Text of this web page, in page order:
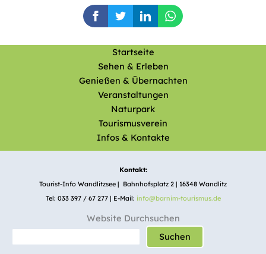
Startseite
Sehen & Erleben
Genießen & Übernachten
Veranstaltungen
Naturpark
Tourismusverein
Infos & Kontakte
Kontakt:
Tourist-Info Wandlitzsee | Bahnhofsplatz 2 | 16348 Wandlitz
Tel: 033 397 / 67 277 | E-Mail: info@barnim-tourismus.de
Website Durchsuchen
Suchen